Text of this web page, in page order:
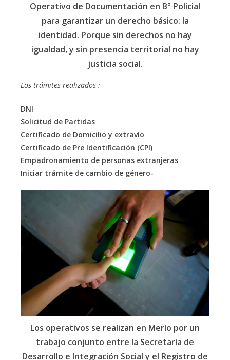
Operativo de Documentación en B° Policial
para garantizar un derecho básico: la
identidad. Porque sin derechos no hay
igualdad, y sin presencia territorial no hay
justicia social.
Los trámites realizados :
DNI
Solicitud de Partidas
Certificado de Domicilio y extravío
Certificado de Pre Identificación (CPI)
Empadronamiento de personas extranjeras
Iniciar trámite de cambio de género-
Los operativos se realizan en Merlo por un
trabajo conjunto entre la Secretaría de
Desarrollo e Integración Social y el Registro de